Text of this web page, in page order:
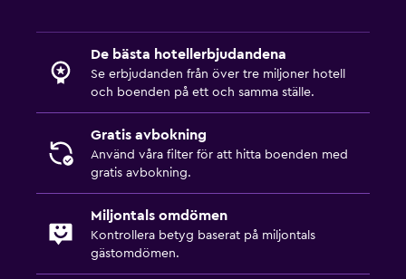
De bästa hotellerbjudandena
Se erbjudanden från över tre miljoner hotell
och boenden på ett och samma ställe.
Gratis avbokning
Använd våra filter för att hitta boenden med
gratis avbokning.
Miljontals omdömen
Kontrollera betyg baserat på miljontals
gästomdömen.